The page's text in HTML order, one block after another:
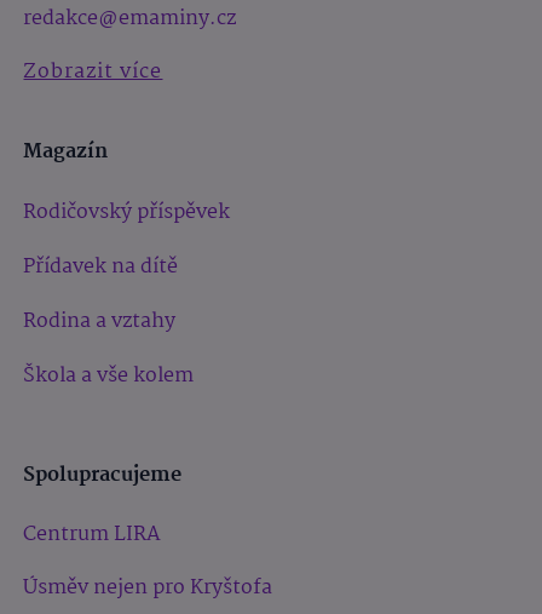
redakce@emaminy.cz
Zobrazit více
Magazín
Rodičovský příspěvek
Přídavek na dítě
Rodina a vztahy
Škola a vše kolem
Spolupracujeme
Centrum LIRA
Úsměv nejen pro Kryštofa